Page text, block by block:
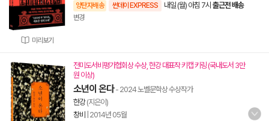
미리보기
양탄자배송 썬데이 EXPRESS 내일 (월) 아침 7시 출근전 배송
변경
전미도서비평가협회상 수상, 한강 대표작 키캡 키링 (국내도서 3만
원 이상)
소년이 온다- 2024 노벨문학상 수상작가
한강(지은이)
창비
2014년 05월